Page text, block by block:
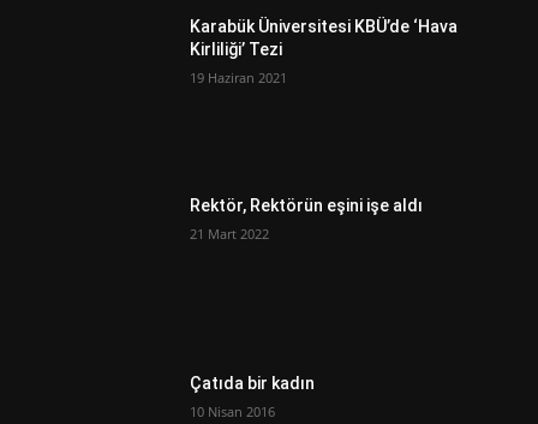
Karabük Üniversitesi KBÜ’de ‘Hava
Kirliliği’ Tezi
19 Haziran 2021
Rektör, Rektörün eşini işe aldı
21 Mart 2022
Çatıda bir kadın
10 Nisan 2016